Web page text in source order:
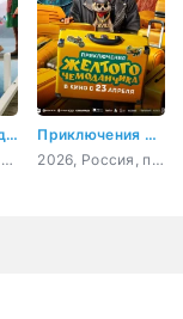
Рождество под парусом
2021, США, драма, мелодрама
Приключения желтого чемоданчика
2026, Россия, приключения, фэнтези, комедия, семейный